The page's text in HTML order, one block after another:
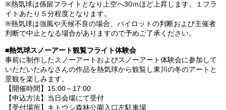
※熱気球は係留フライトとなり上空へ30ｍほど上昇します。１フラ
イトあたり５分程度となります。
※熱気球は強風や天候不良の場合、パイロットの判断および主催者
判断で中止となる場合がありますので予めご了承ください。
■熱気球スノーアート観覧フライト体験会
事前に制作したスノーアートおよびスノーアート体験会に参加して
いただいたみなさんの作品を熱気球から観覧し東川の冬のアートと
景観を楽しみます。
【開催時間】15:00～17:00
【申込方法】当日会場にて受付
【受付場所】キトウシ森林公園入口左駐車場